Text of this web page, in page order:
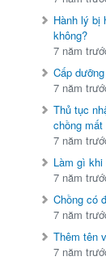
Hành lý bị
không?
7 năm
Cấp
7 năm
Thủ tục
chồng
7 năm
Làm gì
7 năm
Chồng có
7 năm
Thêm tên
7 năm